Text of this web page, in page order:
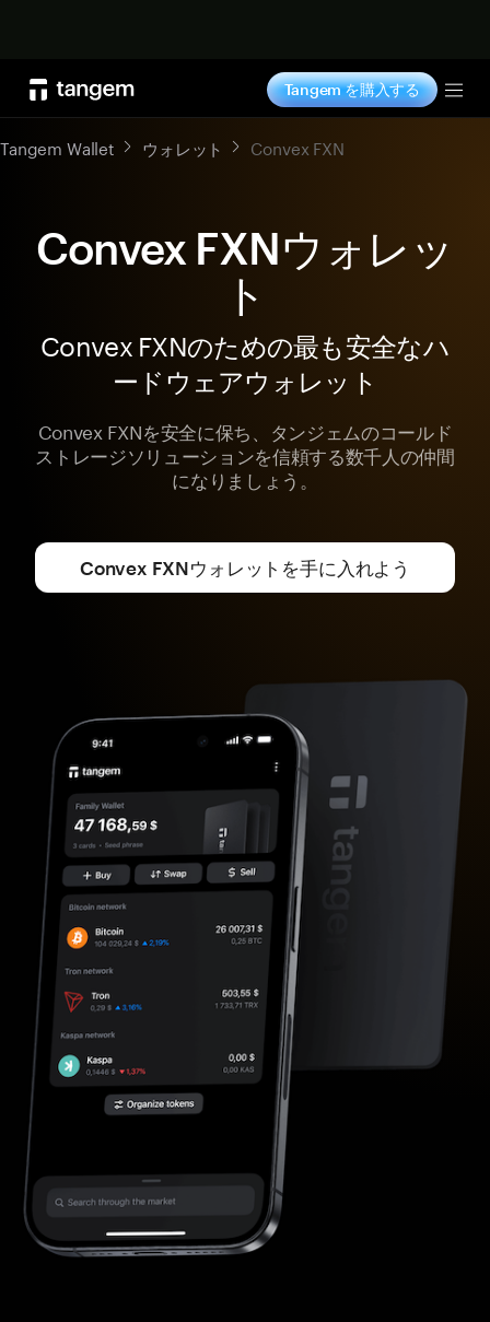
Tangem を購入する
Tangem Wallet ウォレット Convex FXN
Convex FXNウォレッ
ト
Convex FXNのための最も安全なハ
ードウェアウォレット
Convex FXNを安全に保ち、タンジェムのコールド
ストレージソリューションを信頼する数千人の仲間
になりましょう。
Convex FXNウォレットを手に入れよう